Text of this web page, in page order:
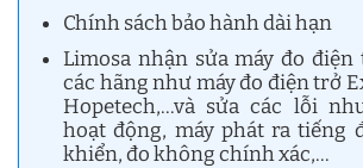
Chính sách bảo hành dài hạn
Limosa nhận sửa máy đo
các hãng như máy đo điện trở
Hopetech,…và sửa các lỗi
hoạt động, máy phát ra tiếng
khiển, đo không chính xác,…